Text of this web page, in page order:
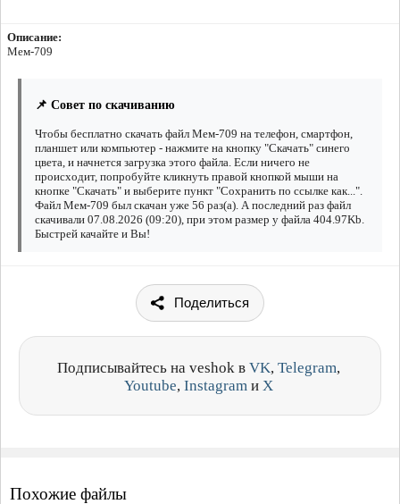
Описание:
Мем-709
📌 Совет по скачиванию
Чтобы бесплатно скачать файл Мем-709 на телефон, смартфон,
планшет или компьютер - нажмите на кнопку "Скачать" синего
цвета, и начнется загрузка этого файла. Если ничего не
происходит, попробуйте кликнуть правой кнопкой мыши на
кнопке "Скачать" и выберите пункт "Сохранить по ссылке как...".
Файл Мем-709 был скачан уже 56 раз(а). А последний раз файл
скачивали 07.08.2026 (09:20), при этом размер у файла 404.97Kb.
Быстрей качайте и Вы!
Поделиться
Подписывайтесь на veshok в VK, Telegram,
Youtube, Instagram и X
Похожие файлы